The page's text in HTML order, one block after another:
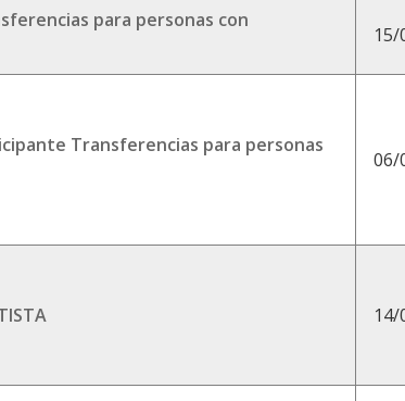
para personas con
15/
Transferencias para personas
06/
14/